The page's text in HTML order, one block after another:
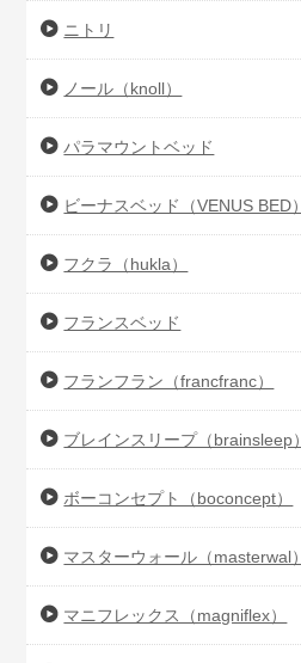
ニトリ
ノール（knoll）
パラマウントベッド
ビーナスベッド（VENUS BED）
フクラ（hukla）
フランスベッド
フランフラン（francfranc）
ブレインスリープ（brainsleep）
ボーコンセプト（boconcept）
マスターウォール（masterwal）
マニフレックス（magniflex）